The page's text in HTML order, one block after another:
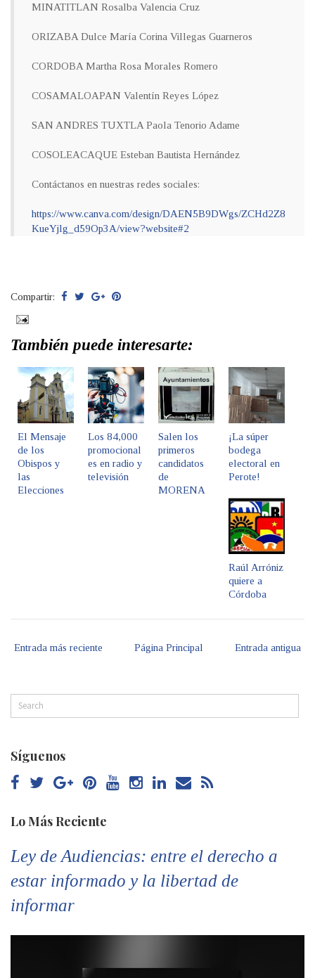
MINATITLAN Rosalba Valencia Cruz
ORIZABA Dulce María Corina Villegas Guarneros
CORDOBA Martha Rosa Morales Romero
COSAMALOAPAN Valentín Reyes López
SAN ANDRES TUXTLA Paola Tenorio Adame
COSOLEACAQUE Esteban Bautista Hernández
Contáctanos en nuestras redes sociales:
https://www.canva.com/design/DAEN5B9DWgs/ZCHd2Z8
KueYjlg_d59Op3A/view?website#2
Compartir:
También puede interesarte:
El Mensaje
de los
Obispos y
las
Elecciones
Los 84,000
promocional
es en radio y
televisión
Salen los
primeros
candidatos
de
MORENA
¡La súper
bodega
electoral en
Perote!
Raúl Arróniz
quiere a
Córdoba
Entrada más reciente Entrada antigua
Página Principal
Síguenos
Lo Más Reciente
Ley de Audiencias: entre el derecho a
estar informado y la libertad de
informar